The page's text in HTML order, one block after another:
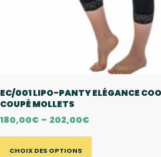
EC/001 LIPO-PANTY ELÉGANCE
COUPÉ MOLLETS
180,00€ – 202,00€
CHOIX DES OPTIONS